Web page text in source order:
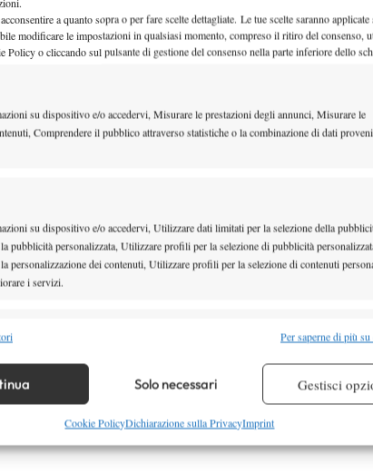
a quanto sopra o per fare scelte dettagliate. Le tue scelte saranno applicate
modificare le impostazioni in qualsiasi momento, compreso il ritiro del consenso,
Policy o cliccando sul pulsante di gestione del consenso nella parte inferiore dello
su dispositivo e/o accedervi, Misurare le prestazioni degli annunci, Misurare le
Comprendere il pubblico attraverso statistiche o la combinazione di dati
su dispositivo e/o accedervi, Utilizzare dati limitati per la selezione della
pubblicità personalizzata, Utilizzare profili per la selezione di pubblicità
personalizzazione dei contenuti, Utilizzare profili per la selezione di contenuti
i servizi.
in base alle informazioni trasmesse automaticamente.
prevenire e rilevare frodi, correggere errori,
pubblicità e contenuto, Salvare e comunicare le
Per saperne di più
Solo necessari Gestisci
Cookie PolicyDichiarazione sulla PrivacyImprint
purtroppo non sono riuscito a
Londra infatti sono entrato all’ultimo
di sorteggi poco fortunati (cermak-mertinak
sono riuscito a viverli fino in fondo. Tra i
sia per la superficie che mi piace molto,
nel tabellone principale l’anno
entrare direttamente all’Us Open. Così
calma..
poche settimane e scalare la
dei punti e’ difficilissimo! Giochero’
di salire il piu’ possibile. Se poi riuscissi
mi desse una mano per entrare, sarebbe
sugli ottimi risultati che sta ottenendo
ho smesso di contare su aiuti dagli